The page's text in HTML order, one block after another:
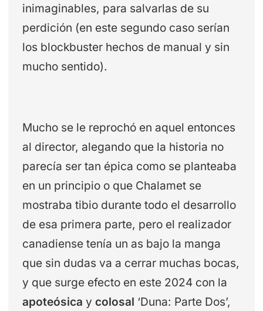
inimaginables, para salvarlas de su
perdición (en este segundo caso serían
los blockbuster hechos de manual y sin
mucho sentido).
Mucho se le reprochó en aquel entonces
al director, alegando que la historia no
parecía ser tan épica como se planteaba
en un principio o que Chalamet se
mostraba tibio durante todo el desarrollo
de esa primera parte, pero el realizador
canadiense tenía un as bajo la manga
que sin dudas va a cerrar muchas bocas,
y que surge efecto en este 2024 con la
apoteósicaycolosal ‘Duna: Parte Dos’,